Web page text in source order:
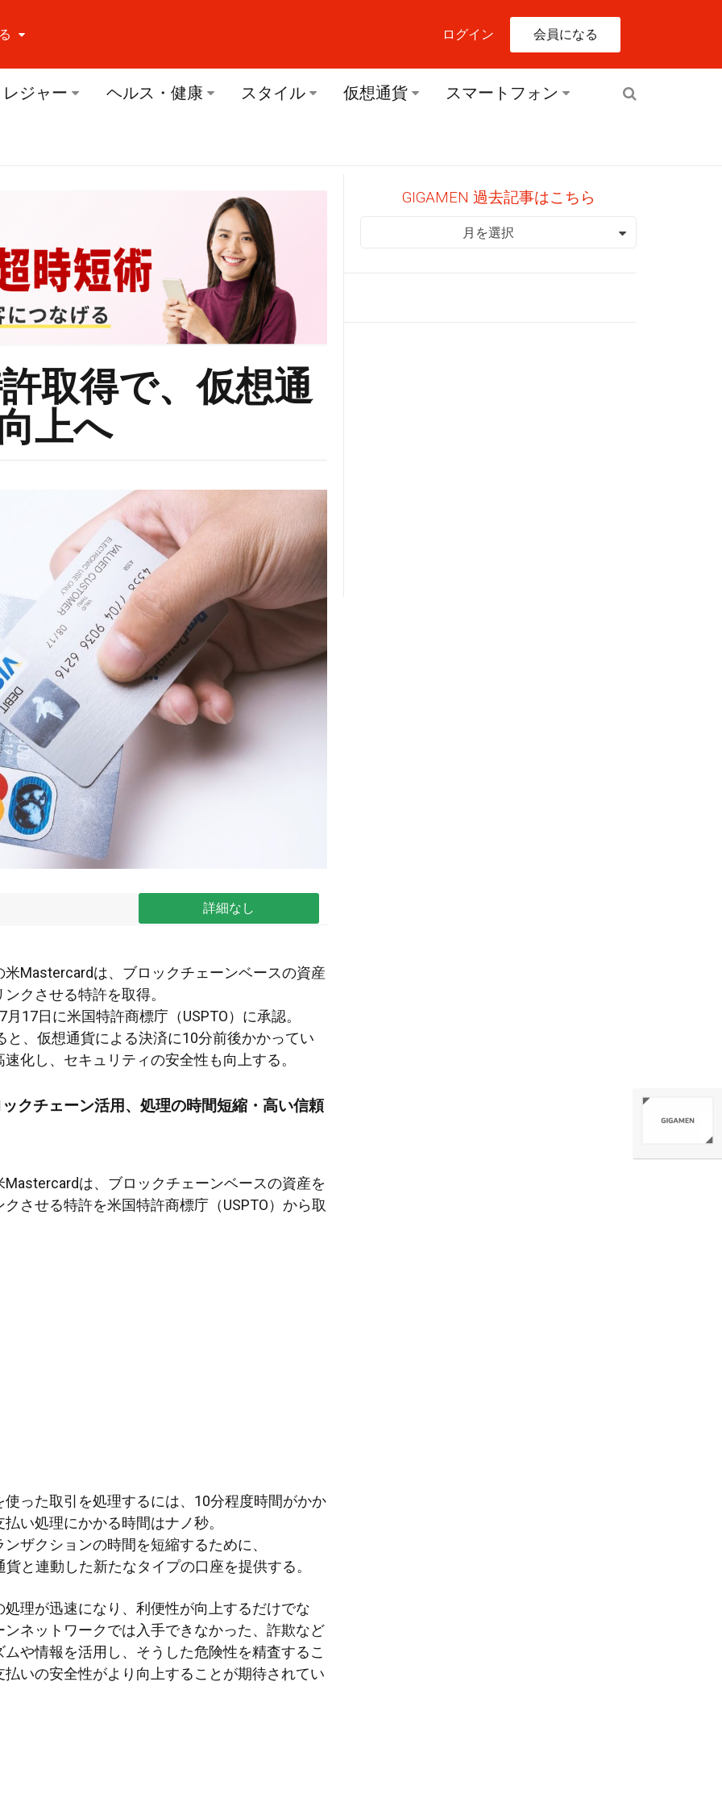
ーする Facebook
ログイン 会員になる
レジャー ヘルス・健康 スタイル 仮想通貨 スマートフォン
取得で、仮想通
上へ
詳細なし
Mastercardは、ブロックチェーンベースの資産
クさせる特許を取得。
17日に米国特許商標庁（USPTO）に承認。
、仮想通貨による決済に10分前後かかってい
化し、セキュリティの安全性も向上する。
クチェーン活用、処理の時間短縮・高い信頼
は、ブロックチェーンベースの資産を
させる特許を米国特許商標庁（USPTO）から取
った取引を処理するには、10分程度時間がかか
い処理にかかる時間はナノ秒。
ザクションの時間を短縮するために、
と連動した新たなタイプの口座を提供する。
理が迅速になり、利便性が向上するだけでな
ネットワークでは入手できなかった、詐欺など
や情報を活用し、そうした危険性を精査するこ
いの安全性がより向上することが期待されてい
GIGAMEN 過去記事はこちら
GIGAMEN 過去記事はこちら
月を選択